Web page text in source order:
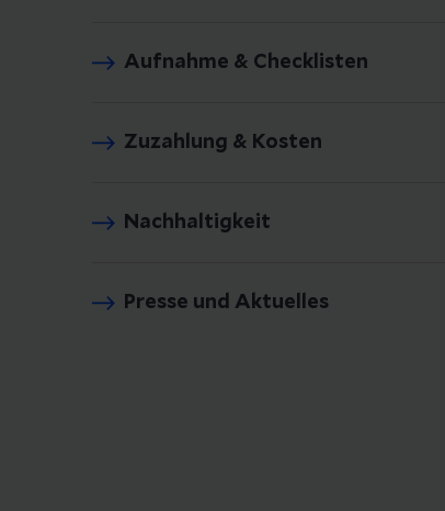
Aufnahme & Checklisten
Zuzahlung & Kosten
Nachhaltigkeit
Presse und Aktuelles